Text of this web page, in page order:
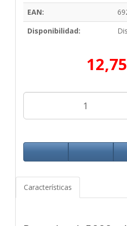
EAN:
Disponibilidad:
Características